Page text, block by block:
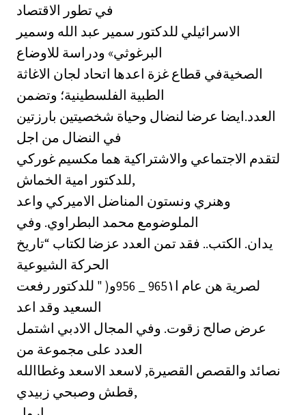
في تطور الاقتصاد
الاسرائيلي للدكتور سمير عبد الله وسمير
البرغوثي» ودراسة للاوضاع
الصخيةفي قطاع غزة اعدها اتحاد لجان الاغاثة
الطبية الفلسطينية؛ وتضمن
العدد.ايضا عرضا لنضال وحياة شخصيتين بارزتين
في النضال من اجل
لتقدم الاجتماعي والاشتراكية هما مكسيم غوركي
للدكتور امية الخماش,
وهنري ونستون المناضل الاميركي واعد
الملوضومع محمد البطراوي. وفي
يدان. الكتب.. فقد تمن العدد عزضا لكتاب “تاريخ
الحركة الشيوعية
لصرية هن عام ا965١‏ _ 956و( " للدكتور رفعت
السعيد وقد اعد
عرض صالح زقوت. وفي المجال الادبي اشتمل
العدد على مجموعة من
نصائد والقصص القصيرة, لاسعد الاسعد وغطاالله
قطش وصبحي زبيدي,